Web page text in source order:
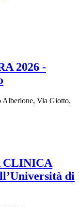
2026 -
Via Giotto,
CLINICA
di